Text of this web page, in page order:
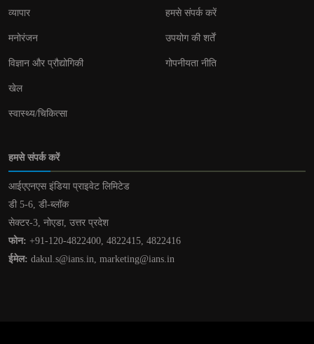
व्यापार
मनोरंजन
विज्ञान और प्रौद्योगिकी
खेल
स्वास्थ्य/चिकित्सा
हमसे संपर्क करें
उपयोग की शर्तें
गोपनीयता नीति
हमसे संपर्क करें
आईएएनएस इंडिया प्राइवेट लिमिटेड
डी 5-6, डी-ब्लॉक
सेक्टर-3, नोएडा, उत्तर प्रदेश
फोन: +91-120-4822400, 4822415, 4822416
ईमेल: dakul.s@ians.in, marketing@ians.in